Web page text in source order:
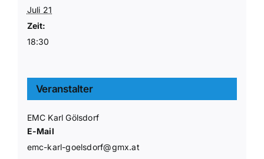
Juli 21
Zeit:
18:30
Veranstalter
EMC Karl Gölsdorf
E-Mail
emc-karl-goelsdorf@gmx.at